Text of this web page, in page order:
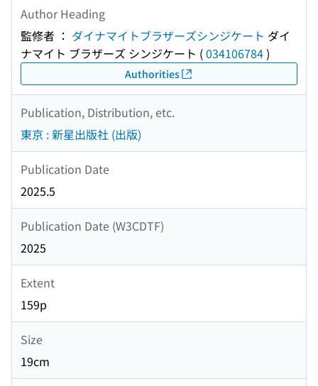
Author Heading
監修者 ： ダイナマイトブラザーズシンジケート ダイ
ナマイト ブラザーズ シンジケート (034106784)
Authorities
Publication, Distribution, etc.
東京 : 新星出版社 (出版)
Publication Date
2025.5
Publication Date (W3CDTF)
2025
Extent
159p
Size
19cm